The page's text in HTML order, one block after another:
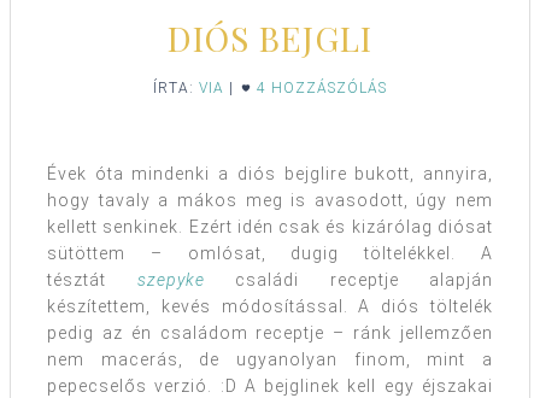
DIÓS BEJGLI
ÍRTA: VIA 4 HOZZÁSZÓLÁS
Évek óta mindenki a diós bejglire bukott, annyira,
hogy tavaly a mákos meg is avasodott, úgy nem
kellett senkinek. Ezért idén csak és kizárólag diósat
sütöttem – omlósat, dugig töltelékkel. A
tésztát szepyke családi receptje alapján
készítettem, kevés módosítással. A diós töltelék
pedig az én családom receptje – ránk jellemzően
nem macerás, de ugyanolyan finom, mint a
pepecselős verzió. :D A bejglinek kell egy éjszakai